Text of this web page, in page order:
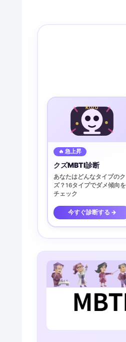
KUZU
🔥 急上昇
クズMBTI診断
あなたはどんなタイプのク
ズ？16タイプでダメ傾向を
チェック
今すぐ診断する →